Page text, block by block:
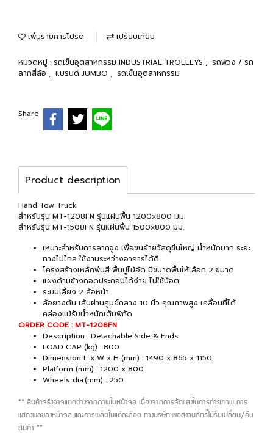
เพิ่มรายการโปรด เปรียบเทียบ
หมวดหมู่ : รถเข็นอุตสาหกรรม INDUSTRIAL TROLLEYS , รถพ่วง / รถ
ลากสี่ล้อ , แบรนด์ JUMBO , รถเข็นอุตสาหกรรม
Share
Product description
Hand Tow Truck
สำหรับรุ่น MT-1208FN รุ่นแผ่นพื้น 1200x800 มม.
สำหรับรุ่น MT-1508FN รุ่นแผ่นพื้น 1500x800 มม.
เหมาะสำหรับการลากจูง เพื่อขนย้ายวัสดุชิ้นใหญ่ น้ำหนักมาก ระยะ
ทางไม่ไกล ใช้งานระหว่างอาคารได้ดี
โครงสร้างเหล็กพ่นสี พื้นปูไม้อัด มีขนาดพื้นให้เลือก 2 ขนาด
แผงด้ามข้างถอดประกอบได้ง่าย ไม่ใช้น็อต
ระบบเลี้ยง 2 ล้อหน้า
ล้อยางตัน เส้นผ่านศูนย์กลาง 10 นิ้ว คุณภาพสูง เคลื่อนที่ได้
คล่องแม้รับน้ำหนักเต็มพิกัด
ORDER CODE : MT-1208FN
Description : Detachable Side & Ends
LOAD CAP (kg) : 800
Dimension L x W x H (mm) : 1490 x 865 x 1150
Platform (mm) : 1200 x 800
Wheels dia.(mm) : 250
** สินค้าจริงอาจแตกต่างจากภาพในหน้าจอ เนื่องจากการจัดแสงในการถ่ายภาพ การ
แสดงผลของหน้าจอ และการผลิตในแต่ละล็อต ทางบริษัทฯขอสงวนสิทธิ์ไม่รับเปลี่ยน/คืน
สินค้า **